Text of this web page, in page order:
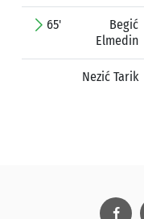
65'
Begić
Elmedin
Nezić Tarik